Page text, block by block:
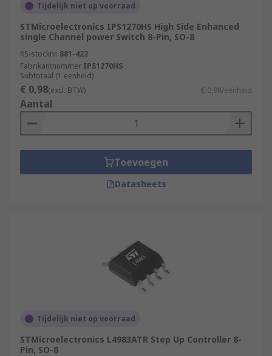
Tijdelijk niet op voorraad
STMicroelectronics IPS1270HS High Side Enhanced
single Channel power Switch 8-Pin, SO-8
RS-stocknr. 881-422
Fabrikantnummer IPS1270HS
Subtotaal (1 eenheid)
€ 0,98(excl. BTW) € 0,98/eenheid
Aantal
Toevoegen
Datasheets
Tijdelijk niet op voorraad
STMicroelectronics L4983ATR Step Up Controller 8-
Pin, SO-8